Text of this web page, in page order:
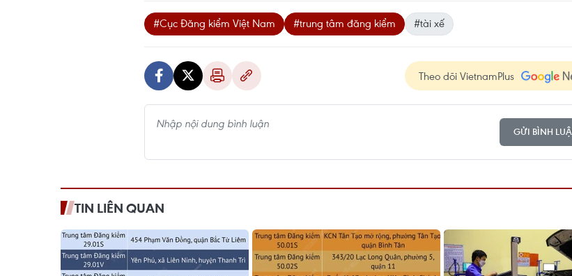
#Cục Đăng kiểm Việt Nam #trung tâm đăng kiểm #tài xế
Theo dõi VietnamPlus
GỬI BÌNH
TIN LIÊN QUAN